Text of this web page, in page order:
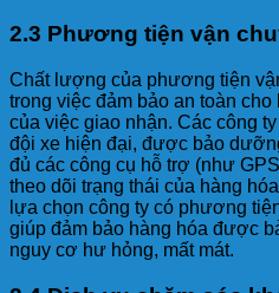
2.3 Phương tiện vận
Chất lượng của phương tiện
trong việc đảm bảo an toàn
của việc giao nhận. Các công
đội xe hiện đại, được bảo
đủ các công cụ hỗ trợ (như
theo dõi trạng thái của hàng
lựa chọn công ty có phương
giúp đảm bảo hàng hóa được
nguy cơ hư hỏng, mất mát.